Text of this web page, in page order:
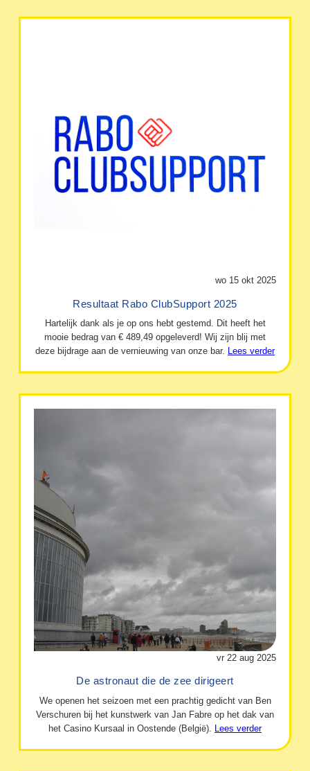
wo 15 okt 2025
Resultaat Rabo ClubSupport 2025
Hartelijk dank als je op ons hebt gestemd. Dit heeft het
mooie bedrag van € 489,49 opgeleverd! Wij zijn blij met
deze bijdrage aan de vernieuwing van onze bar. Lees verder
vr 22 aug 2025
De astronaut die de zee dirigeert
We openen het seizoen met een prachtig gedicht van Ben
Verschuren bij het kunstwerk van Jan Fabre op het dak van
het Casino Kursaal in Oostende (België). Lees verder